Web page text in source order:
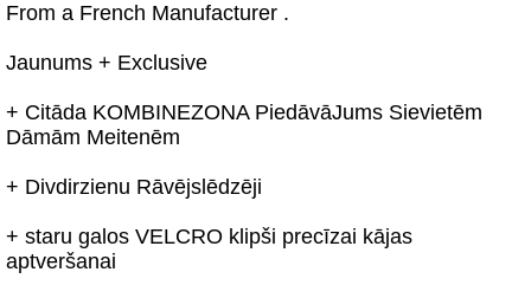
From a French Manufacturer .
Jaunums + Exclusive
+ Citāda KOMBINEZONA PiedāvāJums Sievietēm
Dāmām Meitenēm
+ Divdirzienu Rāvējslēdzēji
+ staru galos VELCRO klipši precīzai kājas
aptveršanai